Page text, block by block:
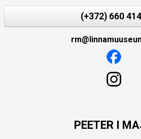
(+372) 660
PEETER I